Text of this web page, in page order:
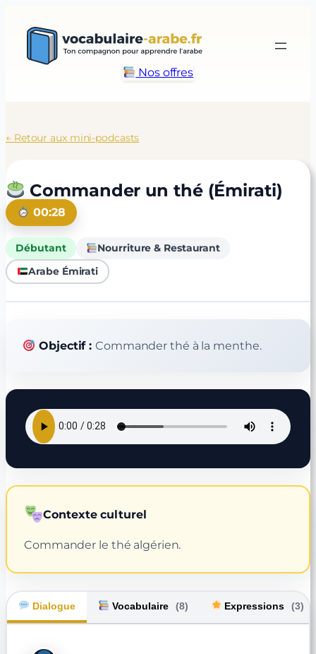
Nos offres
← Retour aux mini-podcasts
Commander un thé (Émirati)
00:28
Débutant
Nourriture & Restaurant
Arabe Émirati
Objectif :Commander thé à la menthe.
Contexte culturel
Commander le thé algérien.
Dialogue Vocabulaire (8) Expressions (3)